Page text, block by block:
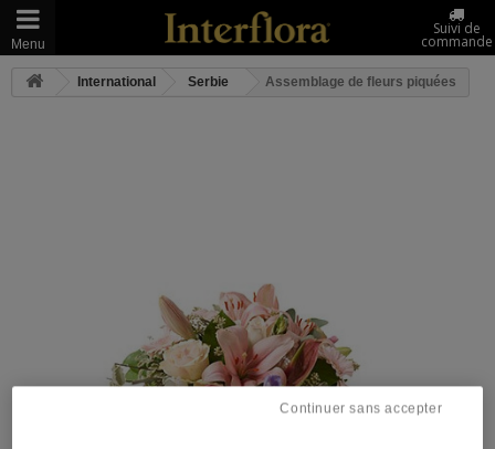
Menu
Suivi de
commande
International Serbie Assemblage de fleurs piquées
Continuer sans accepter